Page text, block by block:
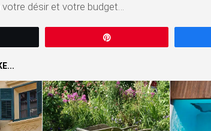
désir et votre budget…